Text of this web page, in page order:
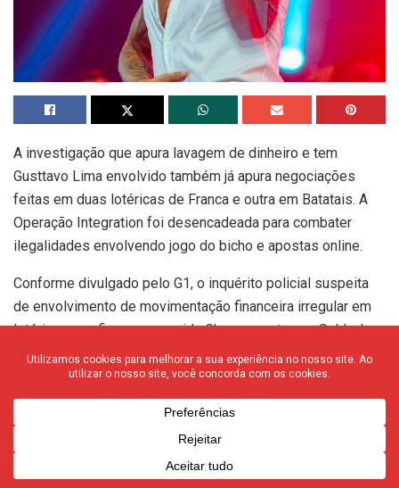
A investigação que apura lavagem de dinheiro e tem
Gusttavo Lima envolvido também já apura negociações
feitas em duas lotéricas de Franca e outra em Batatais. A
Operação Integration foi desencadeada para combater
ilegalidades envolvendo jogo do bicho e apostas online.
Conforme divulgado pelo G1, o inquérito policial suspeita
de envolvimento de movimentação financeira irregular em
lotéricas que ficam na avenida Champagnat e rua Saldanha
Marinho.
na segunda, mas houve revogação do pedido. Outros
envolvidos são a influenciadora digital Deolane Bezerra, a
mãe dela, Solange Bezerra, e o dono da Esportes da Sorte,
Darwin Henrique da Silva Filho. Os três tiveram as prisões